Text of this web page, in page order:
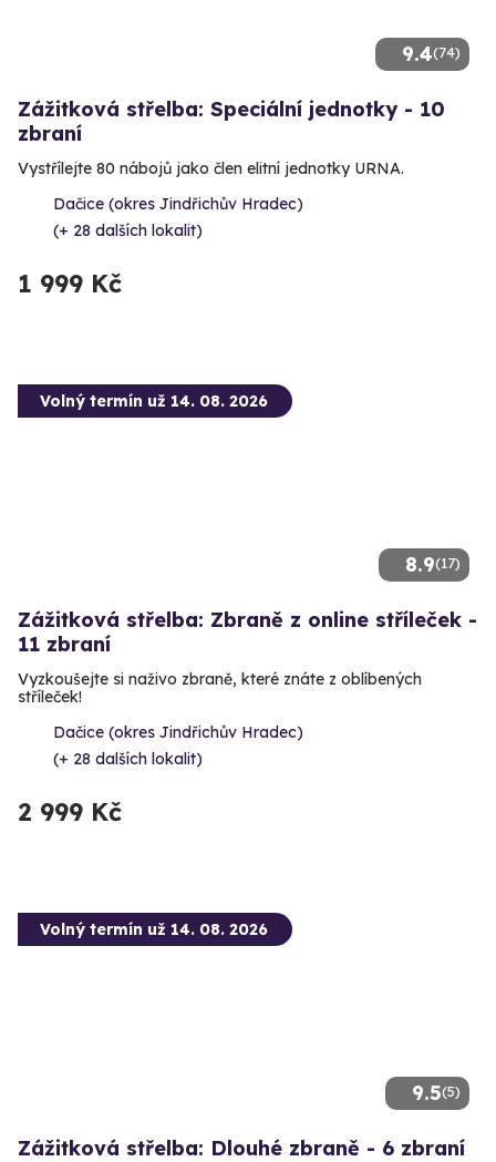
9.4(74)
Zážitková střelba: Speciální jednotky - 10
zbraní
Vystřílejte 80 nábojů jako člen elitní jednotky URNA.
Dačice (okres Jindřichův Hradec)
(+ 28 dalších lokalit)
1 999 Kč
8.9(17)
Volný termín už 14. 08. 2026
Zážitková střelba: Zbraně z online stříleček -
11 zbraní
Vyzkoušejte si naživo zbraně, které znáte z oblíbených
stříleček!
Dačice (okres Jindřichův Hradec)
(+ 28 dalších lokalit)
2 999 Kč
9.5(5)
Volný termín už 14. 08. 2026
Zážitková střelba: Dlouhé zbraně - 6 zbraní